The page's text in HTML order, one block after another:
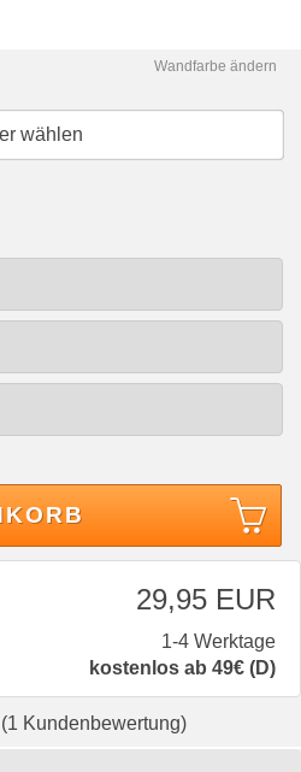
Wandfarbe ändern
wählen
29,95 EUR
1-4 Werktage
kostenlos ab 49€ (D)
(1 Kundenbewertung)